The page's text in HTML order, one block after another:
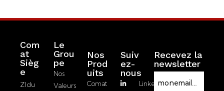
Com
at
Sièg
e
ZI du
Le
Grou
pe
Nos
Valeurs
Nos
Prod
Uits
Comat
Suiv
ez-
nous
LinkedIn
Recevez la
newsletter
R
G